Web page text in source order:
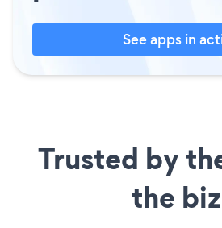
See apps in
Trusted by
the